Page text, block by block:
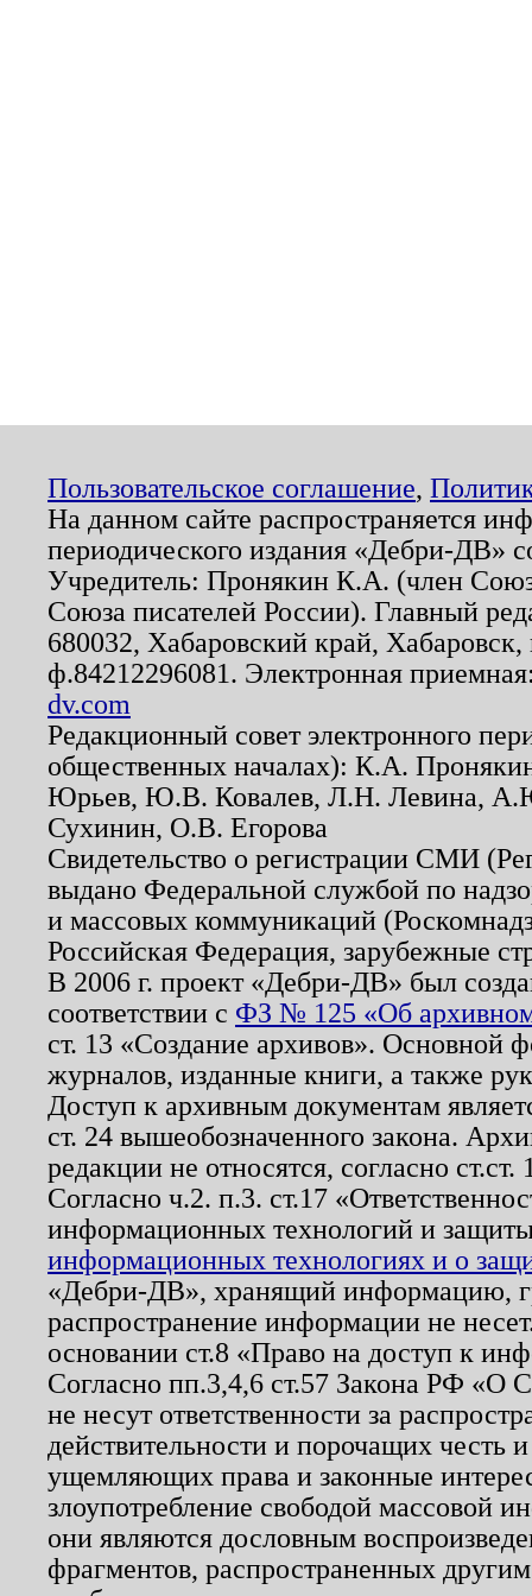
Пользовательское соглашение,
На данном сайте распространяется
периодического издания «Дебри-ДВ»
Учредитель: Пронякин К.А. (член
Союза писателей России). Главный
680032, Хабаровский край,
ф.84212296081. Электронная
dv.com
Редакционный совет электронного
общественных началах): К.А.
Юрьев, Ю.В. Ковалев, Л.Н. Левина,
Сухинин, О.В. Егорова
Свидетельство о регистрации СМИ
выдано Федеральной службой по
и массовых коммуникаций
Российская Федерация, зарубежные
В 2006 г. проект «Дебри-ДВ» был
соответствии с ФЗ № 125 «Об
ст. 13 «Создание архивов». Основной
журналов, изданные книги, а также
Доступ к архивным документам
ст. 24 вышеобозначенного закона.
редакции не относятся, согласно
Согласно ч.2. п.3. ст.17
информационных технологий и
информационных технологиях и о
«Дебри-ДВ», хранящий информацию,
распространение информации не
основании ст.8 «Право на доступ к
Согласно пп.3,4,6 ст.57 Закона РФ «О
не несут ответственности за
действительности и порочащих честь
ущемляющих права и законные
злоупотребление свободой массовой
они являются дословным
фрагментов, распространенных